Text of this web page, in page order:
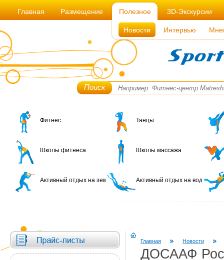
Главная Размещение Полезное
Новости Интервью
3D-Экскурсии
Поиск
Фитнес Танцы
Школы фитнеса Школы массажа
Активный отдых на земле Активный отдых на воде
Главная Новости
ДОСААФ